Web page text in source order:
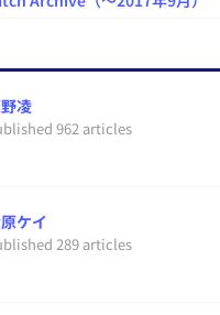
凌
962 articles
ケイ
289 articles